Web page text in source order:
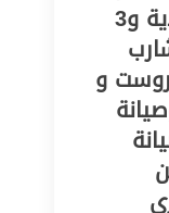
شارب النوفروست والعادية و3
و